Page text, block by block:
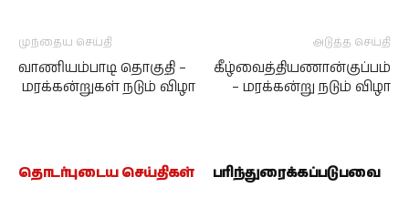
முந்தைய செய்தி
வாணியம்பாடி தொகுதி –
மரக்கன்றுகள் நடும் விழா
அடுத்த செய்தி
கீழ்வைத்தியணான்குப்பம்
– மரக்கன்று நடும் விழா
தொடர்புடைய செய்திகள் பரிந்துரைக்கப்படுபவை